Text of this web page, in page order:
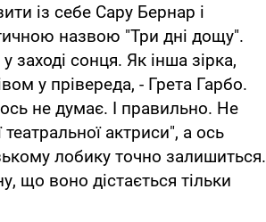
із себе Сару Бернар і
назвою "Три дні дощу".
заході сонця. Як інша зірка,
у прівереда, - Грета Гарбо.
не думає. І правильно. Не
актриси", а ось
лобику точно залишиться.
що воно дістається тільки